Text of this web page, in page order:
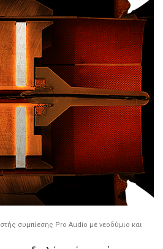
συμπίεσης Pro Audio με νεοδύμιο και